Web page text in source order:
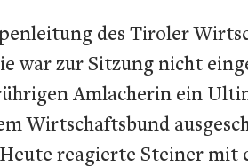
des Tiroler
war zur Sitzung nicht
Amlacherin ein
Wirtschaftsbund
reagierte Steiner